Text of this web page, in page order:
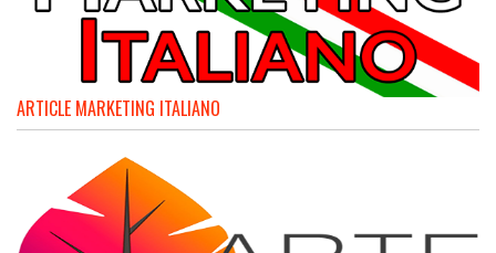
ARTICLE MARKETING ITALIANO